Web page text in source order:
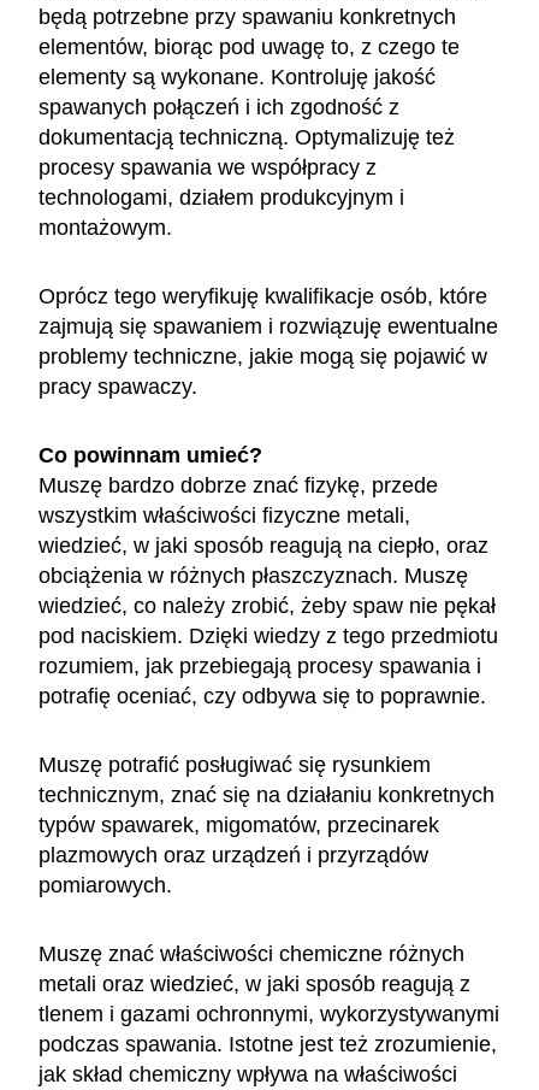
będą potrzebne przy spawaniu konkretnych
elementów, biorąc pod uwagę to, z czego te
elementy są wykonane. Kontroluję jakość
spawanych połączeń i ich zgodność z
dokumentacją techniczną. Optymalizuję też
procesy spawania we współpracy z
technologami, działem produkcyjnym i
montażowym.
Oprócz tego weryfikuję kwalifikacje osób, które
zajmują się spawaniem i rozwiązuję ewentualne
problemy techniczne, jakie mogą się pojawić w
pracy spawaczy.
Co powinnam umieć?
Muszę bardzo dobrze znać fizykę, przede
wszystkim właściwości fizyczne metali,
wiedzieć, w jaki sposób reagują na ciepło, oraz
obciążenia w różnych płaszczyznach. Muszę
wiedzieć, co należy zrobić, żeby spaw nie pękał
pod naciskiem. Dzięki wiedzy z tego przedmiotu
rozumiem, jak przebiegają procesy spawania i
potrafię oceniać, czy odbywa się to poprawnie.
Muszę potrafić posługiwać się rysunkiem
technicznym, znać się na działaniu konkretnych
typów spawarek, migomatów, przecinarek
plazmowych oraz urządzeń i przyrządów
pomiarowych.
Muszę znać właściwości chemiczne różnych
metali oraz wiedzieć, w jaki sposób reagują z
tlenem i gazami ochronnymi, wykorzystywanymi
podczas spawania. Istotne jest też zrozumienie,
jak skład chemiczny wpływa na właściwości